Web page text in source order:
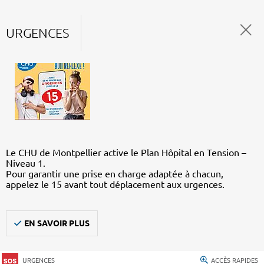
URGENCES
Le CHU de Montpellier active le Plan Hôpital en Tension –
Niveau 1.
Pour garantir une prise en charge adaptée à chacun,
appelez le 15 avant tout déplacement aux urgences.
EN SAVOIR PLUS
URGENCES ACCÈS RAPIDES